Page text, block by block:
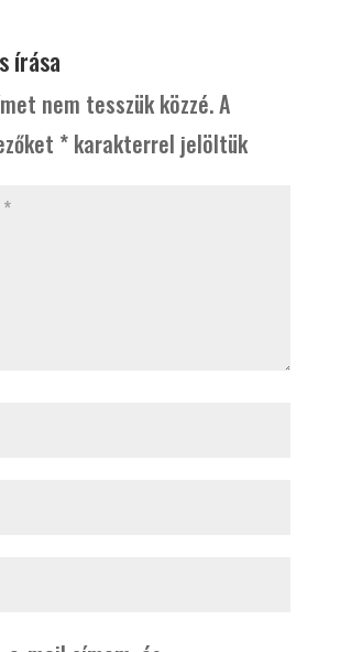
írása
nem tesszük közzé.A
*karakterrel jelöltük